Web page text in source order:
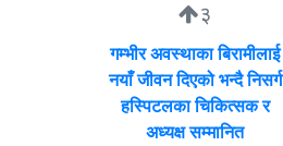
३
गम्भीर अवस्थाका बिरामीलाई
नयाँ जीवन दिएको भन्दै निसर्ग
हस्पिटलका चिकित्सक र
अध्यक्ष सम्मानित